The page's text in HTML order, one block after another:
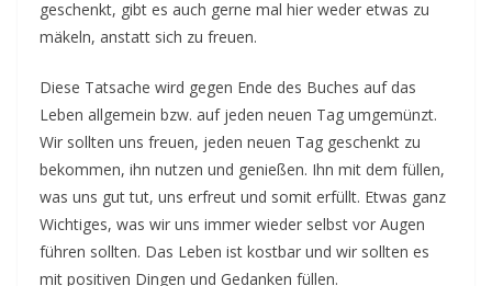
geschenkt, gibt es auch gerne mal hier weder etwas zu
mäkeln, anstatt sich zu freuen.
Diese Tatsache wird gegen Ende des Buches auf das
Leben allgemein bzw. auf jeden neuen Tag umgemünzt.
Wir sollten uns freuen, jeden neuen Tag geschenkt zu
bekommen, ihn nutzen und genießen. Ihn mit dem füllen,
was uns gut tut, uns erfreut und somit erfüllt. Etwas ganz
Wichtiges, was wir uns immer wieder selbst vor Augen
führen sollten. Das Leben ist kostbar und wir sollten es
mit positiven Dingen und Gedanken füllen.